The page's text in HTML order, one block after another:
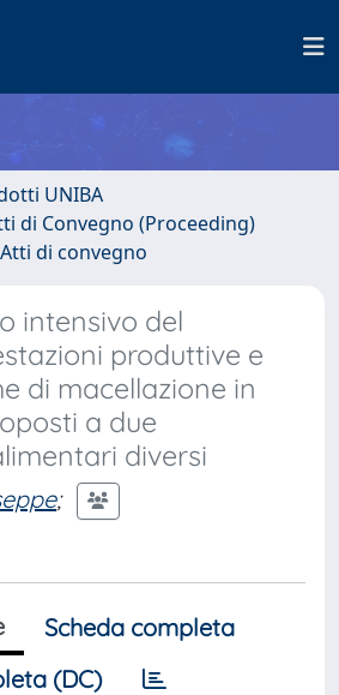
UNIBA
di Convegno (Proceeding)
di convegno
intensivo del
produttive e
di macellazione in
a due
diversi
;
Scheda completa
(DC)